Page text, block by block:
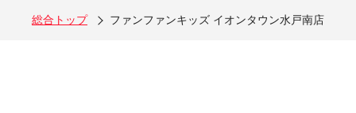
総合トップ ファンファンキッズ イオンタウン水戸南店